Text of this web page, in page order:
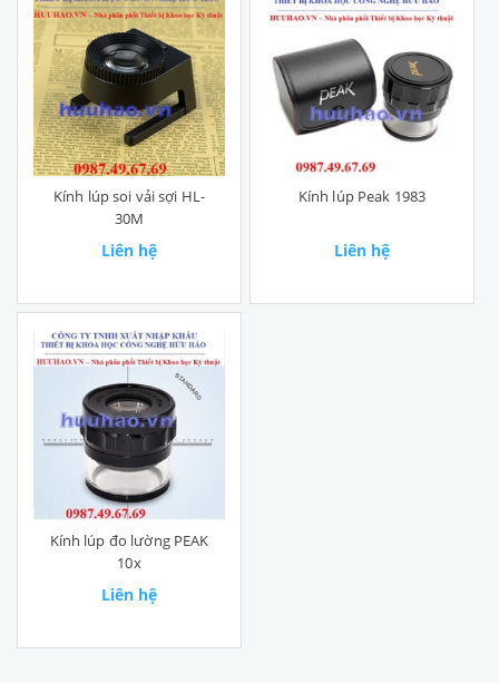
Kính lúp soi vải sợi HL-
30M
Liên hệ
Kính lúp Peak 1983
Liên hệ
Kính lúp đo lường PEAK
10x
Liên hệ